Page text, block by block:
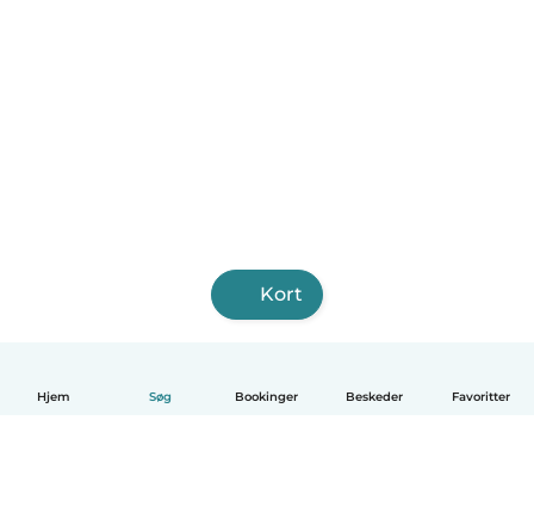
Hjem Søg Bookinger Beskeder Favoritter
Kort